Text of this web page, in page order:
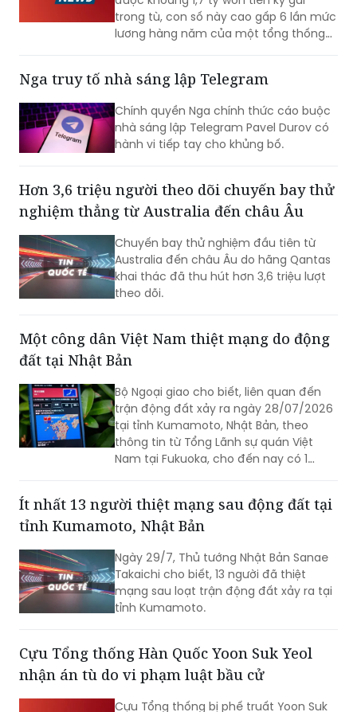
trong tù, con số này cao gấp 6 lần mức
lương hàng năm của một tổng thống
nhận mức tiền ký gửi lên tới khoảng 170
được nhiều tiền nhất tại Trại tạm giam
miền Nam Seoul.
Nga truy tố nhà sáng lập Telegram
Chính quyền Nga chính thức cáo buộc
nhà sáng lập Telegram Pavel Durov có
hành vi tiếp tay cho khủng bố.
Hơn 3,6 triệu người theo dõi chuyến bay thử
nghiệm thẳng từ Australia đến châu Âu
Chuyến bay thử nghiệm đầu tiên từ
Australia đến châu Âu do hãng Qantas
khai thác đã thu hút hơn 3,6 triệu lượt
theo dõi.
Một công dân Việt Nam thiệt mạng do động
đất tại Nhật Bản
Bộ Ngoại giao cho biết, liên quan đến
trận động đất xảy ra ngày 28/07/2026
tại tỉnh Kumamoto, Nhật Bản, theo
thông tin từ Tổng Lãnh sự quán Việt
Nam tại Fukuoka, cho đến nay có 1
trận động đất.
Ít nhất 13 người thiệt mạng sau động đất tại
tỉnh Kumamoto, Nhật Bản
Ngày 29/7, Thủ tướng Nhật Bản Sanae
Takaichi cho biết, 13 người đã thiệt
mạng sau loạt trận động đất xảy ra tại
tỉnh Kumamoto.
Cựu Tổng thống Hàn Quốc Yoon Suk Yeol
nhận án tù do vi phạm luật bầu cử
Cựu Tổng thống bị phế truất Yoon Suk